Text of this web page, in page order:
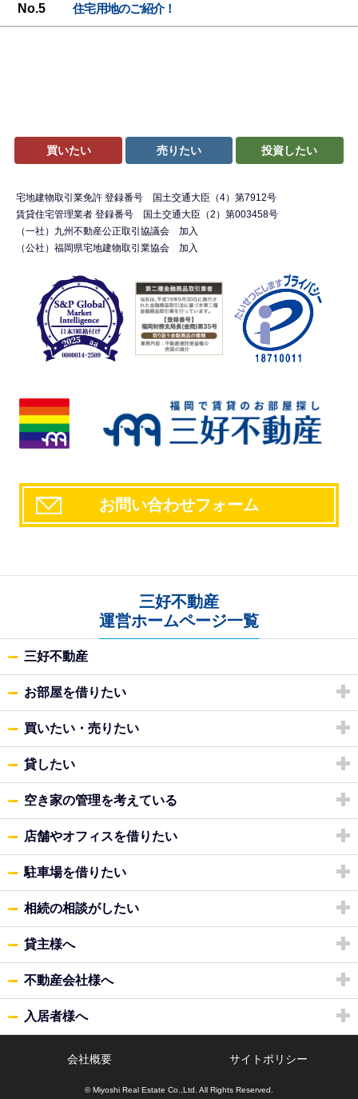
No. 住宅用地のご紹介！
買いたい 売りたい 投資したい
宅地建物取引業免許 登録番号 国土交通大臣（4）第7912号
賃貸住宅管理業者 登録番号 国土交通大臣（2）第003458号
（一社）九州不動産公正取引協議会 加入
（公社）福岡県宅地建物取引業協会 加入
お問い合わせフォーム
三好不動産
運営ホームページ一覧
三好不動産
お部屋を借りたい
買いたい・売りたい
貸したい
空き家の管理を考えている
店舗やオフィスを借りたい
駐車場を借りたい
相続の相談がしたい
貸主様へ
不動産会社様へ
入居者様へ
会社概要 サイトポリシー
© Miyoshi Real Estate Co.,Ltd. All Rights Reserved.